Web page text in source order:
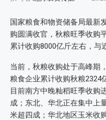
国家粮食和物资储备局最新
购圆满收官，秋粮旺季收购
累计收购8000亿斤左右，与
当前，秋粮收购处于高峰期
粮食企业累计收购秋粮2324
目前南方中晚籼稻旺季收购
成；东北、华北正在集中上
米超四成；华北地区玉米收